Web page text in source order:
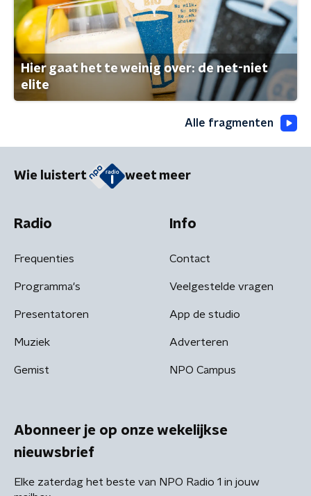
Hier gaat het te weinig over: de net-niet
elite
Alle fragmenten
Wie luistert weet meer
Radio
Frequenties
Programma's
Presentatoren
Muziek
Gemist
Info
Contact
Veelgestelde vragen
App de studio
Adverteren
NPO Campus
Abonneer je op onze wekelijkse
nieuwsbrief
Elke zaterdag het beste van NPO Radio 1 in jouw